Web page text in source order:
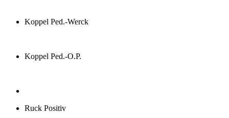
Koppel Ped.-Werck
Koppel Ped.-O.P.
Ruck Positiv